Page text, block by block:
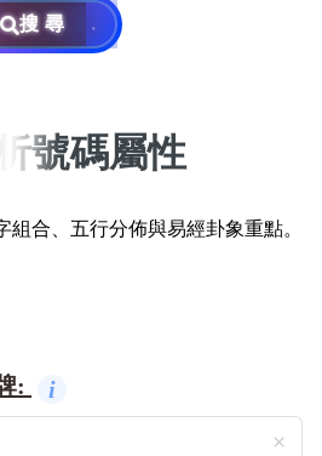
搜尋
清除全部分類
號碼屬性
合、五行分佈與易經卦象重點。
: i
×